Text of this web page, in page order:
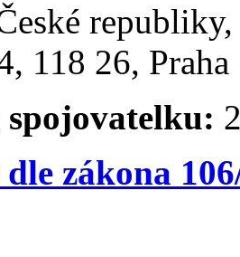
118 26,
spojovatelku:
zákona